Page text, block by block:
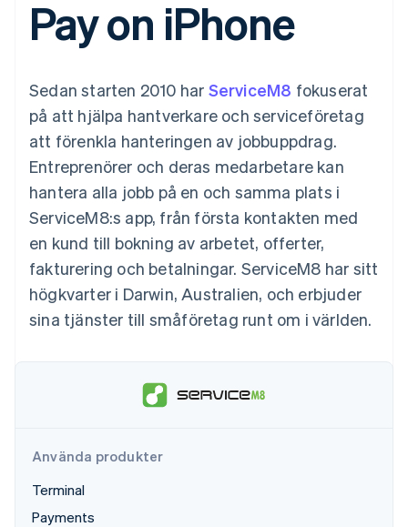
Link
Accelererad kassaprocess
Financial Connections
Automatiserad
redovisning
rapporter
Data Pipeline
Datasynkronisering
Mer
Product roadmap
Se vad som kommer härnäst
Radar
Bedrägeribekämpning
Atlas
Bolagsbildning för startups
Identitetsverifiering online
Plattformar
SaaS
AI-företag
Kreatörsekonomi
Spel
Besöksnäring, resor
och fritid
Försäkringsbolag
Media och
underhållning
Ideella organisationer
Professionella tjänster
Offentlig sektor
Detaljhandel
Ecosystem
Erbjud
användningsbaserad
fakturering
Tillhandahåll och
hantera tjänster med
agenter
Resurser
Appintegrationer
Kodexempel
Utvecklarblogg
API-status
Företag
Produktplan
Karriärer
Nyhetsrum
Stripe Press
Kontakt
Kontakta säljteamet
Bli partner
Pay on iPhone
Sedan starten 2010 har ServiceM8 fokuserat
på att hjälpa hantverkare och serviceföretag
att förenkla hanteringen av jobbuppdrag.
Entreprenörer och deras medarbetare kan
hantera alla jobb på en och samma plats i
ServiceM8:s app, från första kontakten med
en kund till bokning av arbetet, offerter,
fakturering och betalningar. ServiceM8 har sitt
högkvarter i Darwin, Australien, och erbjuder
sina tjänster till småföretag runt om i världen.
Använda produkter
Terminal
Payments